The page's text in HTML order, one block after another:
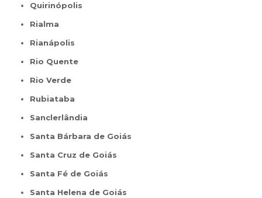
Quirinópolis
Rialma
Rianápolis
Rio Quente
Rio Verde
Rubiataba
Sanclerlândia
Santa Bárbara de Goiás
Santa Cruz de Goiás
Santa Fé de Goiás
Santa Helena de Goiás